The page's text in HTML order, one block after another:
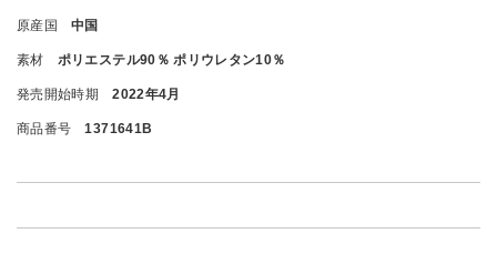
原産国 中国
素材 ポリエステル90％ ポリウレタン10％
発売開始時期 2022年4月
商品番号 1371641B